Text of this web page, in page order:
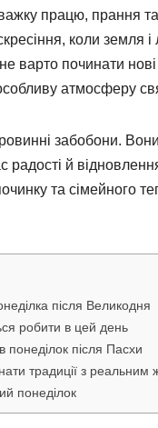
важку працю, прання
коли земля
варто починати
атмосферу
забобони.
радості й
та сімейного
після Великодня
робити в цей день
після Пасхи
традиції з реальним
понеділок